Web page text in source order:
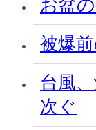
お盆
被爆
台風
次ぐ